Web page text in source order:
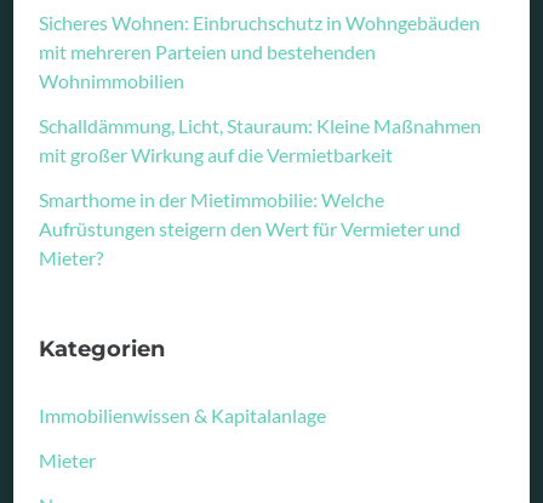
Sicheres Wohnen: Einbruchschutz in Wohngebäuden
mit mehreren Parteien und bestehenden
Wohnimmobilien
Schalldämmung, Licht, Stauraum: Kleine Maßnahmen
mit großer Wirkung auf die Vermietbarkeit
Smarthome in der Mietimmobilie: Welche
Aufrüstungen steigern den Wert für Vermieter und
Mieter?
Kategorien
Immobilienwissen & Kapitalanlage
Mieter